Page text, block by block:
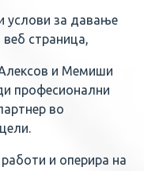
услови за давање
страница,
и Мемиши
професионални
во
и оперира на